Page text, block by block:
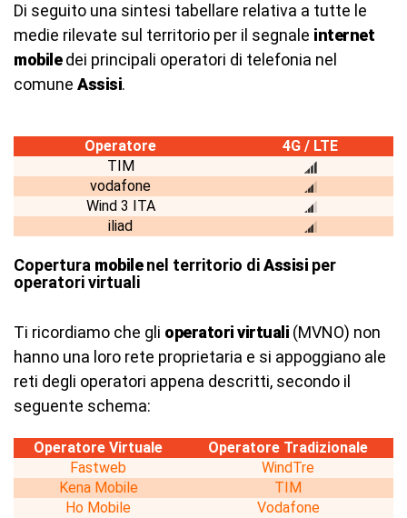
Di seguito una sintesi tabellare relativa a tutte le
medie rilevate sul territorio per il segnale internet
mobiledei principali operatori di telefonia nel
comune Assisi.
Operatore
4G / LTE
TIM
vodafone
Wind 3 ITA
iliad
Copertura mobilenel territorio diAssisi per
operatori virtuali
Ti ricordiamo che gli operatori virtuali (MVNO) non
hanno una loro rete proprietaria e si appoggiano ale
reti degli operatori appena descritti, secondo il
seguente schema:
Operatore Virtuale
Operatore Tradizionale
Fastweb
WindTre
Kena Mobile
TIM
Ho Mobile
Vodafone